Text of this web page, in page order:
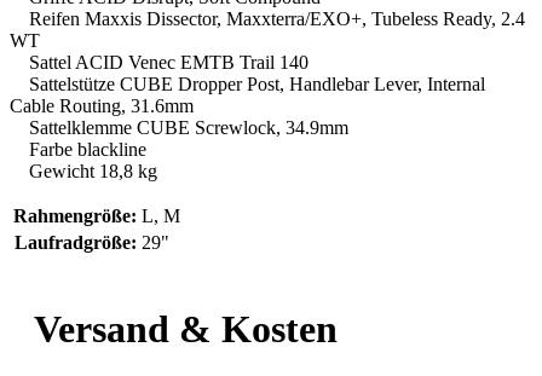
Reifen Maxxis Dissector, Maxxterra/EXO+, Tubeless Ready, 2.4
WT
Sattel ACID Venec EMTB Trail 140
Sattelstütze CUBE Dropper Post, Handlebar Lever, Internal
Cable Routing, 31.6mm
Sattelklemme CUBE Screwlock, 34.9mm
Farbe blackline
Gewicht 18,8 kg
Rahmengröße: L, M
Laufradgröße: 29"
Versand & Kosten